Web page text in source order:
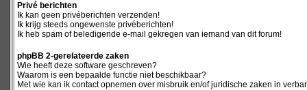
Privé berichten
Ik kan geen privéberichten verzenden!
Ik krijg steeds ongewenste privéberichten!
Ik heb spam of beledigende e-mail gekregen van iemand van dit forum!
phpBB 2-gerelateerde zaken
Wie heeft deze software geschreven?
Waarom is een bepaalde functie niet beschikbaar?
Met wie kan ik contact opnemen over misbruik en/of juridische zaken in